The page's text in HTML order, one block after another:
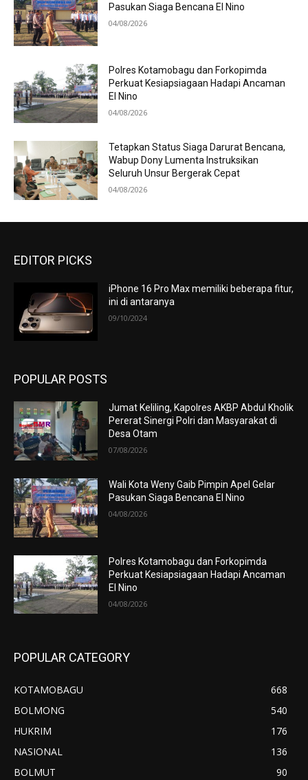
Pasukan Siaga Bencana El Nino
04/08/2026
Polres Kotamobagu dan Forkopimda
Perkuat Kesiapsiagaan Hadapi Ancaman
El Nino
04/08/2026
Tetapkan Status Siaga Darurat Bencana,
Wabup Dony Lumenta Instruksikan
Seluruh Unsur Bergerak Cepat
04/08/2026
EDITOR PICKS
iPhone 16 Pro Max memiliki beberapa fitur,
ini di antaranya
09/10/2024
POPULAR POSTS
Jumat Keliling, Kapolres AKBP Abdul Kholik
Pererat Sinergi Polri dan Masyarakat di
Desa Otam
07/08/2026
Wali Kota Weny Gaib Pimpin Apel Gelar
Pasukan Siaga Bencana El Nino
04/08/2026
Polres Kotamobagu dan Forkopimda
Perkuat Kesiapsiagaan Hadapi Ancaman
El Nino
04/08/2026
POPULAR CATEGORY
KOTAMOBAGU
668
BOLMONG
540
HUKRIM
176
NASIONAL
136
BOLMUT
90